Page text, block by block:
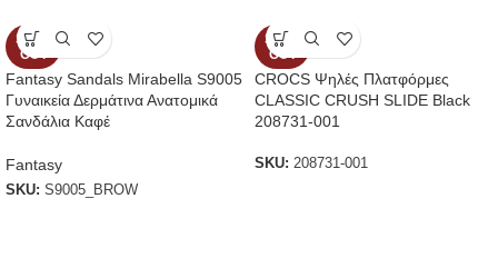
SOLD
OUT
Fantasy Sandals Mirabella S9005
Γυναικεία Δερμάτινα Ανατομικά
Σανδάλια Καφέ
Fantasy
SKU: S9005_BROW
SOLD
OUT
CROCS Ψηλές Πλατφόρμες
CLASSIC CRUSH SLIDE Black
208731-001
SKU: 208731-001